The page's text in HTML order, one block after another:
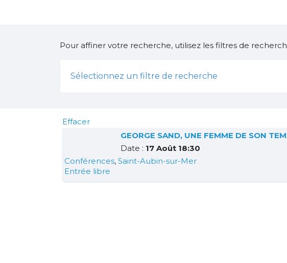
Pour affiner votre recherche, utilisez les filtres de
Sélectionnez un filtre de recherche
Effacer
GEORGE SAND, UNE FEMME DE SON
Date : 17 Août 18:30
Conférences, Saint-Aubin-sur-Mer
Entrée libre